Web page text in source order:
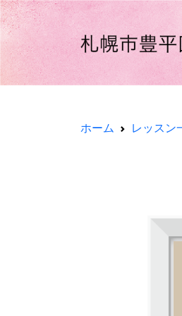
ホーム レッスン